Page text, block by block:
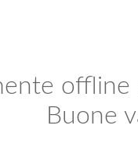
Buone